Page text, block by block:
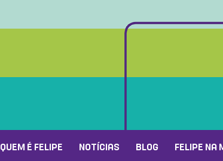
QUEM É FELIPE NOTÍCIAS BLOG FELIPE NA